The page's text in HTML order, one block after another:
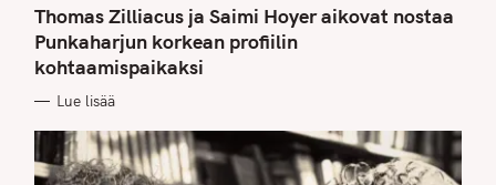
T
E
G
O
R
I
S
Thomas Zilliacus ja Saimi Hoyer aikovat nostaa
Punkaharjun korkean profiilin
kohtaamispaikaksi
Lue lisää